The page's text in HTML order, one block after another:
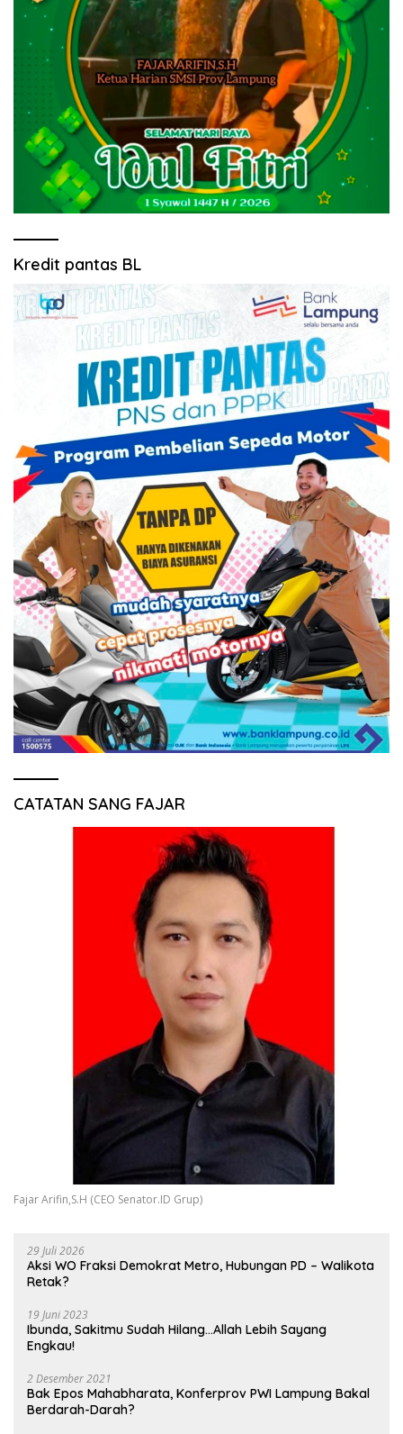
Kredit pantas BL
CATATAN SANG FAJAR
Fajar Arifin,S.H (CEO Senator.ID Grup)
29 Juli 2026
Aksi WO Fraksi Demokrat Metro, Hubungan PD – Walikota
Retak?
19 Juni 2023
Ibunda, Sakitmu Sudah Hilang…Allah Lebih Sayang
Engkau!
2 Desember 2021
Bak Epos Mahabharata, Konferprov PWI Lampung Bakal
Berdarah-Darah?